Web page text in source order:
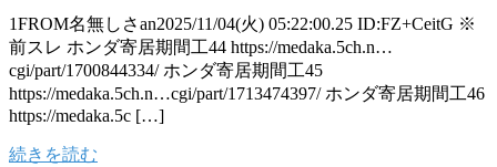
1FROM名無しさan2025/11/04(火) 05:22:00.25 ID:FZ+CeitG ※
前スレ ホンダ寄居期間工44 https://medaka.5ch.n…
cgi/part/1700844334/ ホンダ寄居期間工45
https://medaka.5ch.n…cgi/part/1713474397/ ホンダ寄居期間工46
https://medaka.5c […]
続きを読む